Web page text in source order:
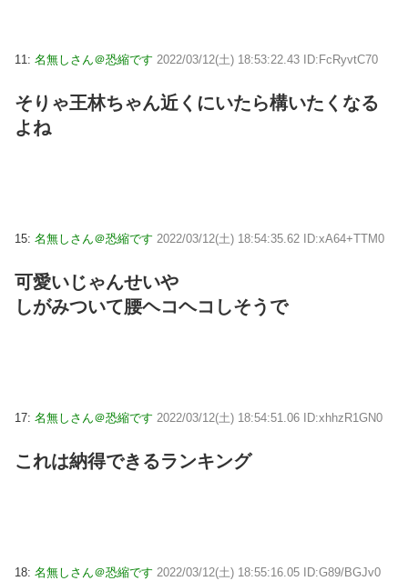
11: 名無しさん＠恐縮です 2022/03/12(土) 18:53:22.43 ID:FcRyvtC70
そりゃ王林ちゃん近くにいたら構いたくなる
よね
15: 名無しさん＠恐縮です 2022/03/12(土) 18:54:35.62 ID:xA64+TTM0
可愛いじゃんせいや
しがみついて腰ヘコヘコしそうで
17: 名無しさん＠恐縮です 2022/03/12(土) 18:54:51.06 ID:xhhzR1GN0
これは納得できるランキング
18: 名無しさん＠恐縮です 2022/03/12(土) 18:55:16.05 ID:G89/BGJv0